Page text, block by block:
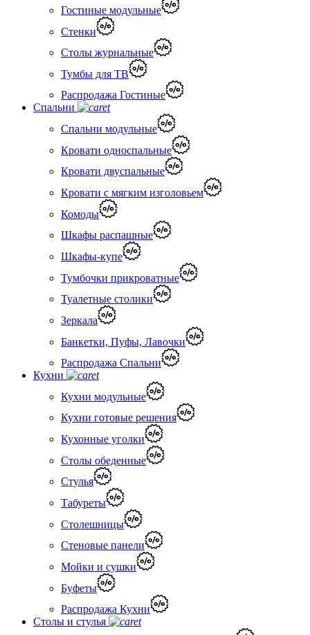
Гостиные модульные
Стенки
Столы журнальные
Тумбы для ТВ
Распродажа Гостиные
Спальни
Спальни модульные
Кровати односпальные
Кровати двуспальные
Кровати с мягким изголовьем
Комоды
Шкафы распашные
Шкафы-купе
Тумбочки прикроватные
Туалетные столики
Зеркала
Банкетки, Пуфы, Лавочки
Распродажа Спальни
Кухни
Кухни модульные
Кухни готовые решения
Кухонные уголки
Столы обеденные
Стулья
Табуреты
Столешницы
Стеновые панели
Мойки и сушки
Буфеты
Распродажа Кухни
Столы и стулья